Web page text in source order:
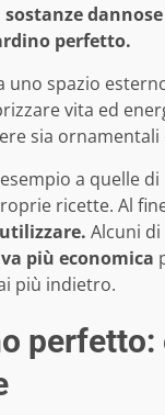
perfetto.
uno spazio
vita ed
sia
a quelle
ricette. Al
Alcuni
più economica
più indietro.